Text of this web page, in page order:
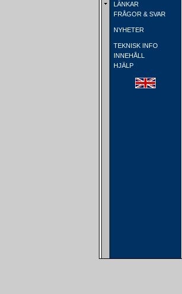
LÄNKAR
FRÅGOR & SVAR
NYHETER
TEKNISK INFO
INNEHÅLL
HJÄLP